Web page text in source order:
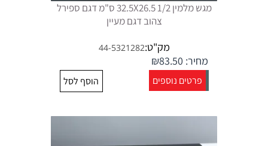
מגש מלמין 1/2 32.5X26.5 ס"מ דגם ספירל
צהוב דגם מעיין
מק"ט:44-5321282
מחיר: ₪83.50
פרטים נוספים הוסף לסל